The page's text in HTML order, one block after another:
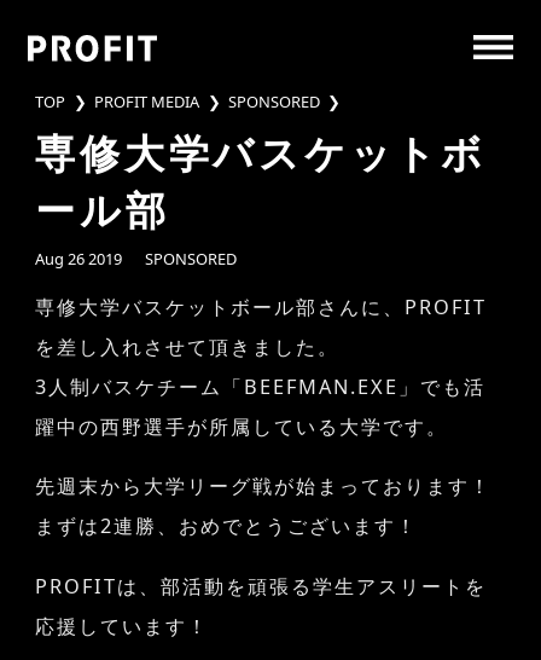
Open
navigation
menu
TOP PROFIT MEDIA SPONSORED
専修大学バスケットボ
ール部
Aug 26 2019 SPONSORED
専修大学バスケットボール部さんに、PROFIT
を差し入れさせて頂きました。
3人制バスケチーム「BEEFMAN.EXE」でも活
躍中の西野選手が所属している大学です。
先週末から大学リーグ戦が始まっております！
まずは2連勝、おめでとうございます！
PROFITは、部活動を頑張る学生アスリートを
応援しています！